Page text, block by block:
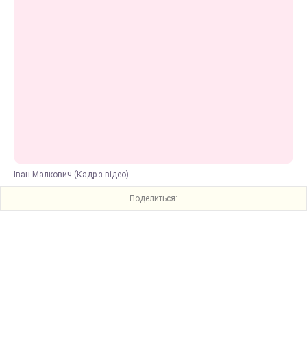
Іван Малкович (Кадр з відео)
Поделиться: